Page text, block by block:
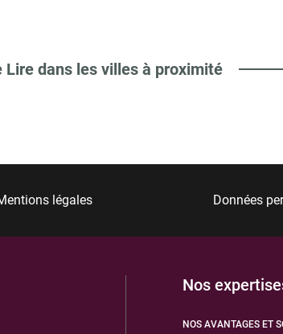
Lire dans les villes à proximité
légales Données
Nos
NOS AVANTAGES ET